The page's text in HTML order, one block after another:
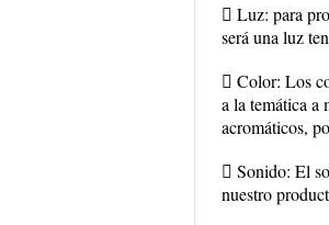
 Luz: para
será una luz
 Color: Los
a la temática a
acromáticos,
 Sonido: El
nuestro